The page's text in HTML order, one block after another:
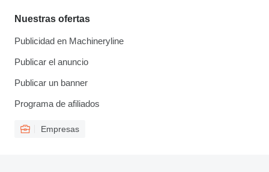
Nuestras ofertas
Publicidad en Machineryline
Publicar el anuncio
Publicar un banner
Programa de afiliados
Empresas